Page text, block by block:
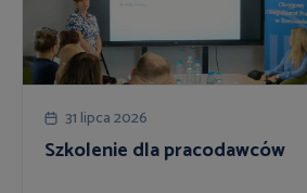
31 lipca 2026
Szkolenie dla pracodawców